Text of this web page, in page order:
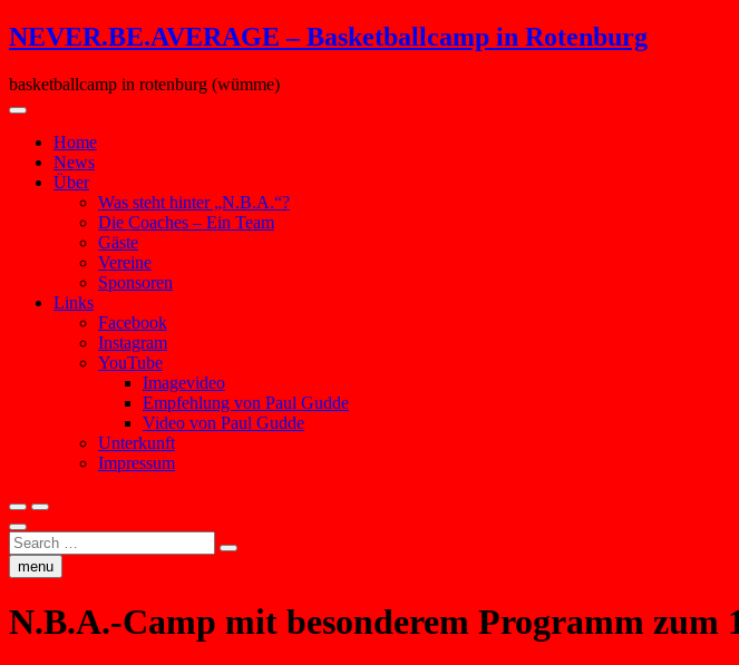
Skip
to
NEVER.BE.AVERAGE – Basketballcamp in Rotenburg
basketballcamp in rotenburg (wümme)
Home
News
Über
Was steht hinter „N.B.A.“?
Die Coaches – Ein Team
Gäste
Vereine
Sponsoren
Links
Facebook
Instagram
YouTube
Imagevideo
Empfehlung von Paul Gudde
Video von Paul Gudde
Unterkunft
Impressum
Search
…menu
N.B.A.-Camp mit besonderem Programm